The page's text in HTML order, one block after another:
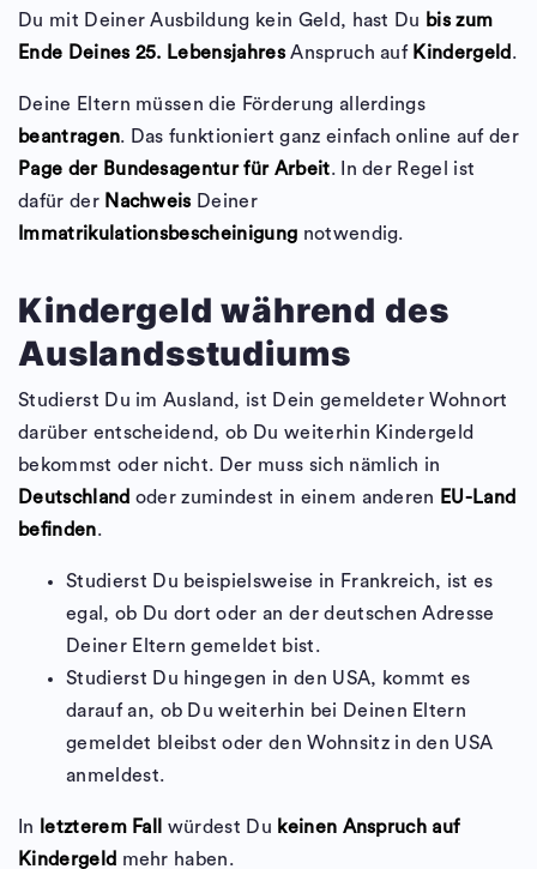
Du mit Deiner Ausbildung kein Geld, hast Du bis zum
Ende Deines 25. LebensjahresAnspruch auf Kindergeld .
Deine Eltern müssen die Förderung allerdings
beantragen. Das funktioniert ganz einfach online auf der
Page der Bundesagentur für Arbeit. In der Regel ist
dafür der NachweisDeiner
Immatrikulationsbescheinigung notwendig.
Kindergeld während des
Auslandsstudiums
Studierst Du im Ausland, ist Dein gemeldeter Wohnort
darüber entscheidend, ob Du weiterhin Kindergeld
bekommst oder nicht. Der muss sich nämlich in
Deutschland oder zumindest in einem anderen EU-Land
befinden.
Studierst Du beispielsweise in Frankreich, ist es
egal, ob Du dort oder an der deutschen Adresse
Deiner Eltern gemeldet bist.
Studierst Du hingegen in den USA, kommt es
darauf an, ob Du weiterhin bei Deinen Eltern
gemeldet bleibst oder den Wohnsitz in den USA
anmeldest.
In letzterem Fall würdest Du keinen Anspruch auf
Kindergeld mehr haben.